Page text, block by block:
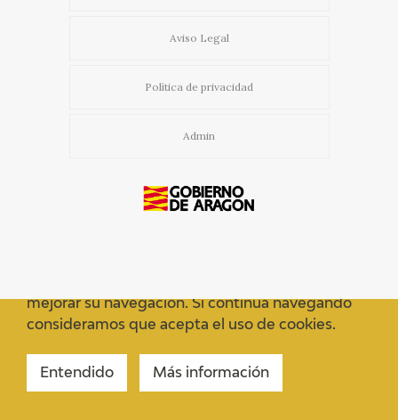
Aviso Legal
Política de privacidad
Admin
mejorar su navegación. Si continua navegando
consideramos que acepta el uso de cookies.
Entendido Más información